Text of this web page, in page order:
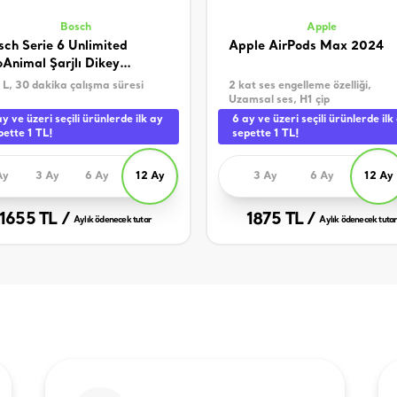
Bosch
Serie 6 Unlimited
Şarjlı Dikey
30 dakika çalışma süresi
ve üzeri seçili ürünlerde ilk ay
1 TL!
3 Ay 6 Ay 12 Ay
1655 TL / Aylık ödenecek tutar
Apple
Apple AirPods Max 2024
2 kat ses engelleme özelliği,
Uzamsal ses, H1 çip
6 ay ve üzeri seçili ürünlerde ilk
sepette 1 TL!
3 Ay 6 Ay 12 Ay
1875 TL / Aylık ödenecek tutar